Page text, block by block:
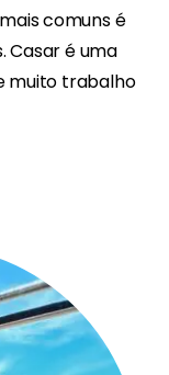
comuns é
Casar é uma
muito trabalho